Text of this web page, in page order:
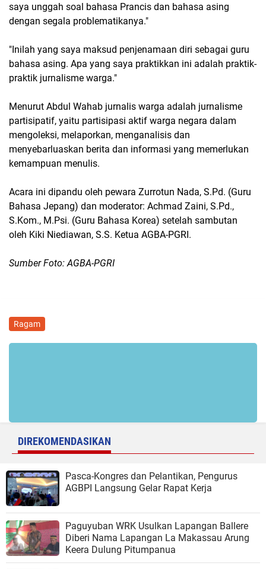
saya unggah soal bahasa Prancis dan bahasa asing
dengan segala problematikanya."
"Inilah yang saya maksud penjenamaan diri sebagai guru
bahasa asing. Apa yang saya praktikkan ini adalah praktik-
praktik jurnalisme warga."
Menurut Abdul Wahab jurnalis warga adalah jurnalisme
partisipatif, yaitu partisipasi aktif warga negara dalam
mengoleksi, melaporkan, menganalisis dan
menyebarluaskan berita dan informasi yang memerlukan
kemampuan menulis.
Acara ini dipandu oleh pewara Zurrotun Nada, S.Pd. (Guru
Bahasa Jepang) dan moderator: Achmad Zaini, S.Pd.,
S.Kom., M.Psi. (Guru Bahasa Korea) setelah sambutan
oleh Kiki Niediawan, S.S. Ketua AGBA-PGRI.
Sumber Foto: AGBA-PGRI
Ragam
DIREKOMENDASIKAN
Pasca-Kongres dan Pelantikan, Pengurus
AGBPI Langsung Gelar Rapat Kerja
Paguyuban WRK Usulkan Lapangan Ballere
Diberi Nama Lapangan La Makassau Arung
Keera Dulung Pitumpanua